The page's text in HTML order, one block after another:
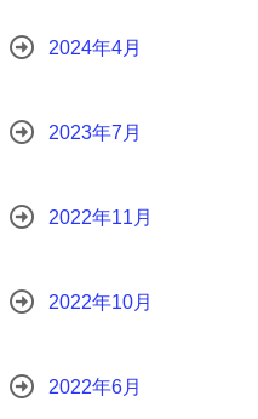
2024年4月
2023年7月
2022年11月
2022年10月
2022年6月